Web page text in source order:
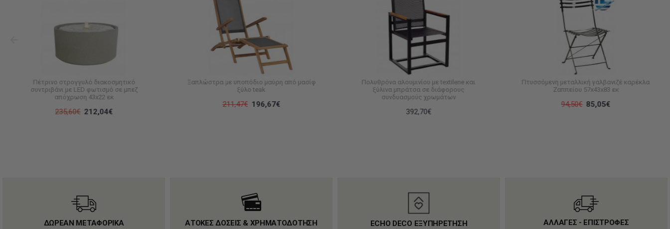
Πέτρινο στρογγυλό διακοσμητικό
συντριβάνι με LED φωτισμό σε μπεζ
απόχρωση 43x22 εκ
235,60€ 212,04€
Ξαπλώστρα με υποπόδιο μαύρη από μασίφ
ξύλο teak
211,47€ 196,67€
Πολυθρόνα αλουμινίου με textilene και
ξύλινα μπράτσα σε διάφορους
συνδυασμούς χρωμάτων
392,70€
Πτυσσόμενη μεταλλική γαλβανιζέ καρέκλα
Ζαππείου 57x43x83 εκ
94,50€ 85,05€
ΔΩΡΕΑΝ ΜΕΤΑΦΟΡΙΚΑ ΑΤΟΚΕΣ ΔΟΣΕΙΣ & ΧΡΗΜΑΤΟΔΟΤΗΣΗ ECHO DECO ΕΞΥΠΗΡΕΤΗΣΗ ΑΛΛΑΓΕΣ - ΕΠΙΣΤΡΟΦΕΣ